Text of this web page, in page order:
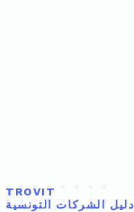
TROVIT
دليل الشركات التونسية